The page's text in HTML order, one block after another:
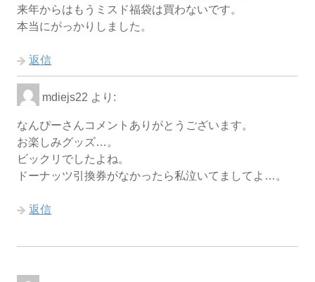
来年からはもうミスド福袋は買わないです。
本当にがっかりしました。
返信
mdiejs22 より:
なんぴーさんコメントありがとうございます。
お楽しみグッズ…。
ビックリでしたよね。
ドーナッツ引換券がなかったら私泣いてましてよ…。
返信